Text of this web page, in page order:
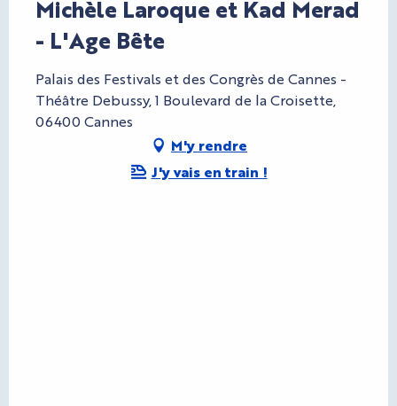
Michèle Laroque et Kad Merad
- L'Age Bête
Palais des Festivals et des Congrès de Cannes -
Théâtre Debussy, 1 Boulevard de la Croisette,
06400 Cannes
M'y rendre
J'y vais en train !